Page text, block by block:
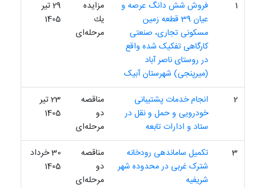
1
فروش شش دانگ عرصه و
عیان 39 قطعه زمین
مسکونی تجاری، صنعتی
کارگاهی تفکیک شده واقع
در روستای ناصر آباد
(میرپنجی) شهرستان آبیک
مزایده
یك
مرحله‌ای
29 تیر
1405
2
انجام خدمات پشتیبانی
خودرویی و حمل و نقل در
ستاد و ادارات تابعه
مناقصه
دو
مرحله‌ای
23 تیر
1405
3
تکمیل ساماندهی رودخانه
شترک غربی در محدوده شهر
شریفیه
مناقصه
دو
مرحله‌ای
30 خرداد
1405